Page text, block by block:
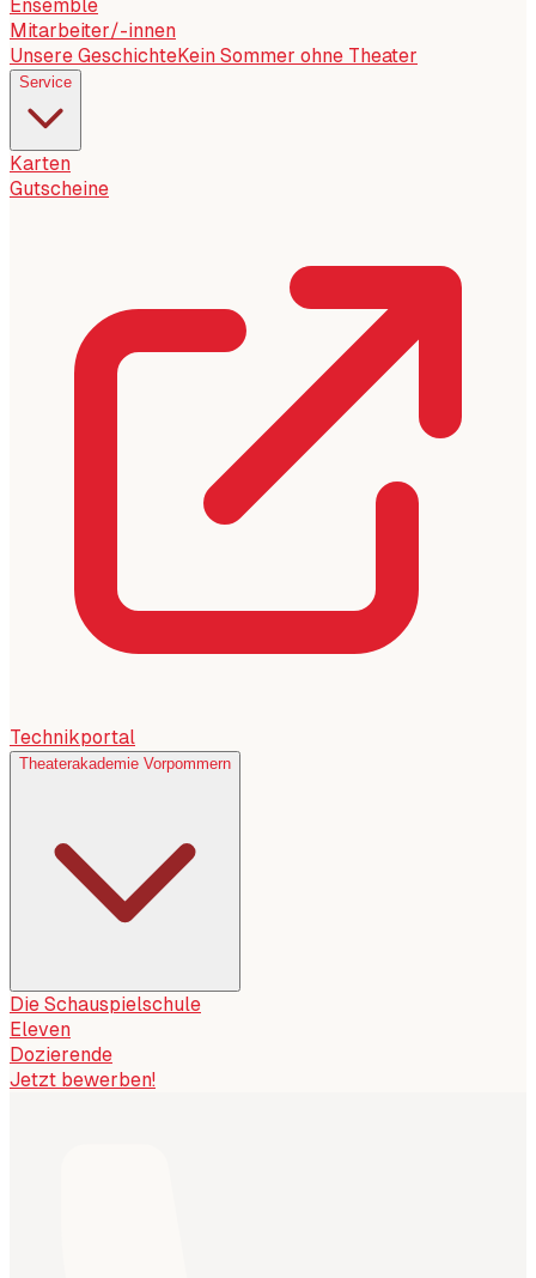
Ensemble
Mitarbeiter/-innen
Unsere GeschichteKein Sommer ohne Theater
Service
Karten
Gutscheine
Technikportal
Theaterakademie Vorpommern
Die Schauspielschule
Eleven
Dozierende
Jetzt bewerben!